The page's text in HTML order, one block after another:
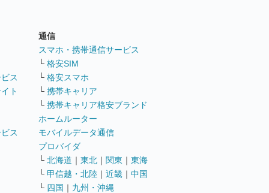
ス
ト
ス
通信
スマホ・携帯通信サービス
└ 格安SIM
└ 格安スマホ
└ 携帯キャリア
└ 携帯キャリア格安ブランド
ホームルーター
モバイルデータ通信
プロバイダ
└ 北海道 ｜ 東北 ｜ 関東 ｜ 東海
└ 甲信越・北陸 ｜ 近畿 ｜ 中国
└ 四国 ｜ 九州・沖縄